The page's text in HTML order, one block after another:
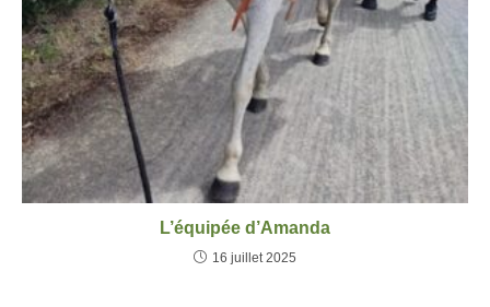
L’équipée d’Amanda
16 juillet 2025